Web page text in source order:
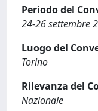
Periodo del
24-26 settembre
Luogo del
Torino
Rilevanza del
Nazionale